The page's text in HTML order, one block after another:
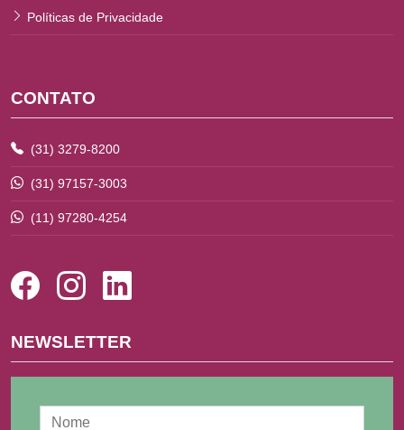
Políticas de Privacidade
CONTATO
(31) 3279-8200
(31) 97157-3003
(11) 97280-4254
NEWSLETTER